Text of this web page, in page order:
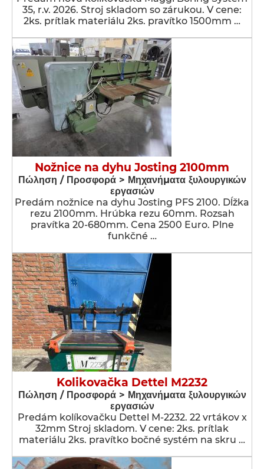
35, r.v. 2026. Stroj skladom so zárukou. V cene:
2ks. prítlak materiálu 2ks. pravítko 1500mm …
Nožnice na dyhu Josting 2100mm
Πώληση / Προσφορά > Μηχανήματα ξυλουργικών
εργασιών
Predám nožnice na dyhu Josting PFS 2100. Dĺžka
rezu 2100mm. Hrúbka rezu 60mm. Rozsah
pravítka 20-680mm. Cena 2500 Euro. Plne
funkčné …
Kolikovačka Dettel M2232
Πώληση / Προσφορά > Μηχανήματα ξυλουργικών
εργασιών
Predám kolíkovačku Dettel M-2232. 22 vrtákov x
32mm Stroj skladom. V cene: 2ks. prítlak
materiálu 2ks. pravítko bočné systém na skru …